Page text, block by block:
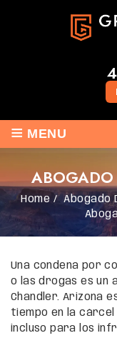
≡ MENU
Home / Abogado
Una condena por
o las drogas es un
Chandler. Arizona
tiempo en la
incluso para los